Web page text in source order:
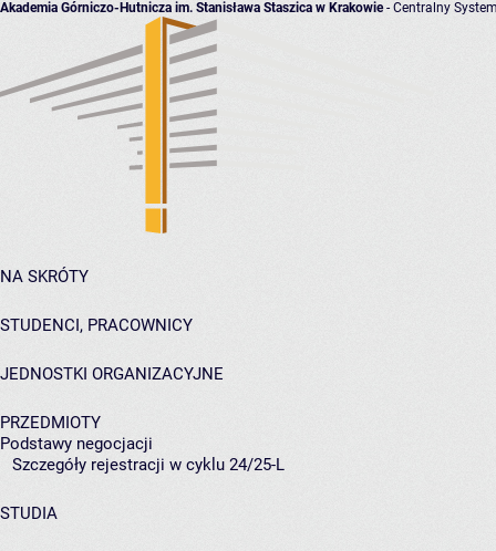
Akademia Górniczo-Hutnicza im. Stanisława Staszica w Krakowie- Centralny
NA SKRÓTY
STUDENCI, PRACOWNICY
JEDNOSTKI ORGANIZACYJNE
PRZEDMIOTY
Podstawy negocjacji
Szczegóły rejestracji w cyklu 24/25-L
STUDIA